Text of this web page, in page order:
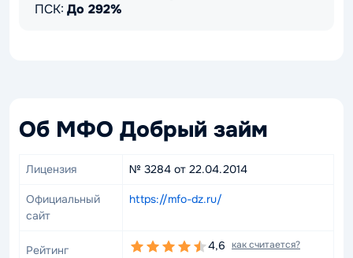
ПСК: До 292%
Об МФО Добрый займ
Лицензия № 3284 от 22.04.2014
Официальный
сайт
https://mfo-dz.ru/
Рейтинг 4,6 как считается?